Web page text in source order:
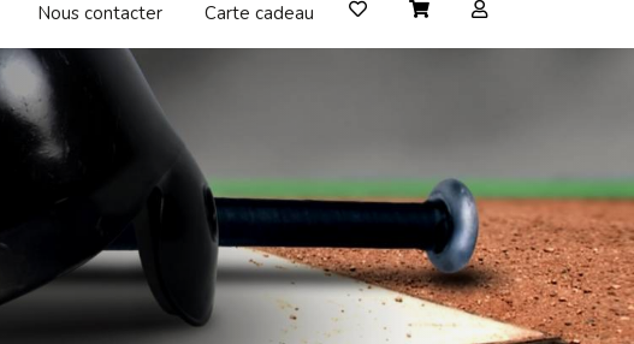
Nous contacter Carte cadeau